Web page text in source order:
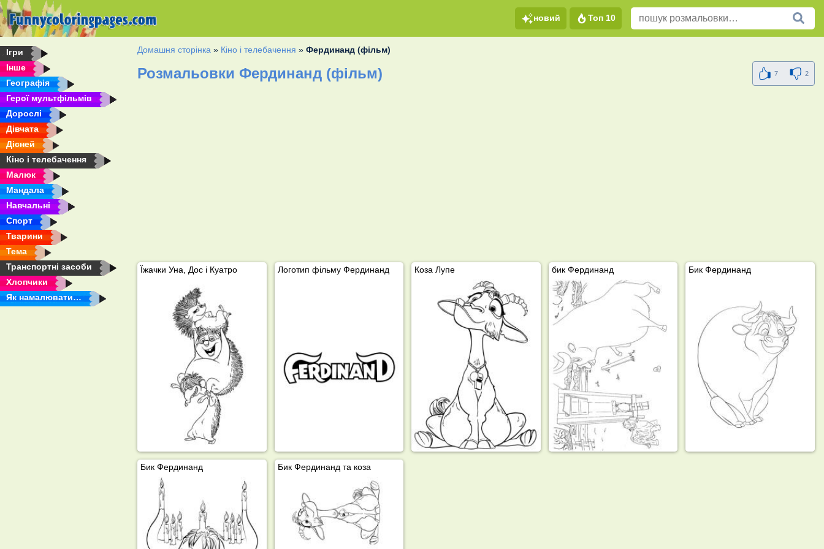
новий Топ 10
Ігри
Інше
Географія
Герої мультфільмів
Дорослі
Дівчата
Дісней
Кіно і телебачення
Малюк
Мандала
Навчальні
Спорт
Тварини
Тема
Транспортні засоби
Хлопчики
Як намалювати…
Домашня сторінка » Кіно і телебачення »Фердинанд (фільм)
Розмальовки Фердинанд (фільм) 7 2
Їжачки Уна, Дос і Куатро Логотип фільму Фердинанд Коза Лупе бик Фердинанд Бик Фердинанд
Бик Фердинанд Бик Фердинанд та коза